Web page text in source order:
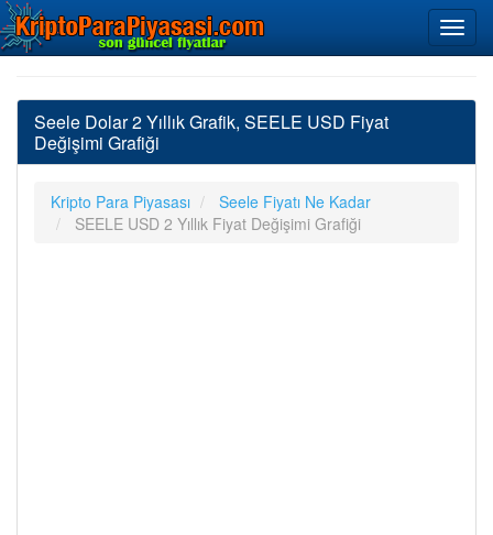
Seele Dolar 2 Yıllık Grafik, SEELE USD Fiyat
Değişimi Grafiği
Kripto Para Piyasası
Seele Fiyatı Ne Kadar
SEELE USD 2 Yıllık Fiyat Değişimi Grafiği